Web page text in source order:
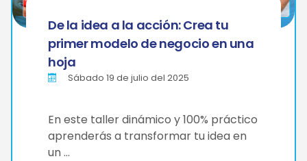
De la idea a la acción: Crea tu
primer modelo de negocio en una
hoja
Sábado 19 de julio del 2025
En este taller dinámico y 100% práctico
aprenderás a transformar tu idea en
un …